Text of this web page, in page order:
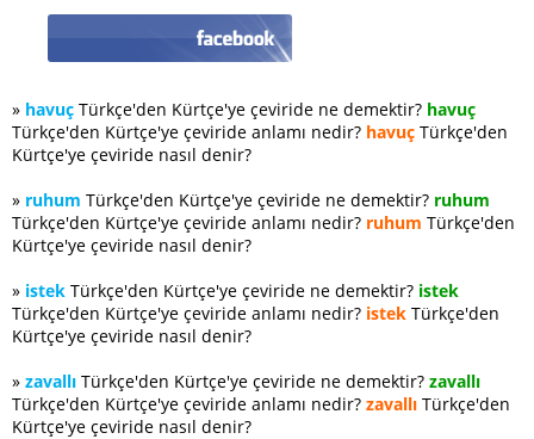
» havuç Türkçe'den Kürtçe'ye çeviride ne demektir? havuç
Türkçe'den Kürtçe'ye çeviride anlamı nedir? havuç Türkçe'den
Kürtçe'ye çeviride nasıl denir?
» ruhum Türkçe'den Kürtçe'ye çeviride ne demektir? ruhum
Türkçe'den Kürtçe'ye çeviride anlamı nedir? ruhum Türkçe'den
Kürtçe'ye çeviride nasıl denir?
» istek Türkçe'den Kürtçe'ye çeviride ne demektir? istek
Türkçe'den Kürtçe'ye çeviride anlamı nedir? istek Türkçe'den
Kürtçe'ye çeviride nasıl denir?
» zavallı Türkçe'den Kürtçe'ye çeviride ne demektir? zavallı
Türkçe'den Kürtçe'ye çeviride anlamı nedir? zavallı Türkçe'den
Kürtçe'ye çeviride nasıl denir?